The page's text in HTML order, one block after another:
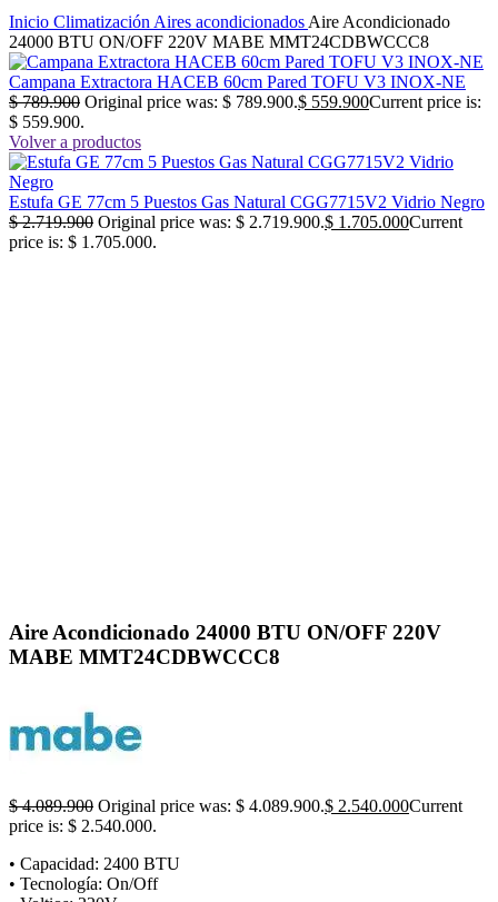
Inicio Climatización Aires acondicionados Aire Acondicionado
24000 BTU ON/OFF 220V MABE MMT24CDBWCCC8
Campana Extractora HACEB 60cm Pared TOFU V3 INOX-NE
$789.900 Original price was: $ 789.900.$ 559.900Current price is:
$ 559.900.
Volver a productos
Estufa GE 77cm 5 Puestos Gas Natural CGG7715V2 Vidrio Negro
$2.719.900 Original price was: $ 2.719.900.$ 1.705.000Current
price is: $ 1.705.000.
Aire Acondicionado 24000 BTU ON/OFF 220V
MABE MMT24CDBWCCC8
$4.089.900 Original price was: $ 4.089.900.$ 2.540.000Current
price is: $ 2.540.000.
• Capacidad: 2400 BTU
• Tecnología: On/Off